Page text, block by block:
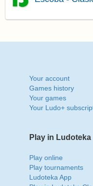
Your account
Games history
Your games
Your Ludo+
Play in Ludoteka
Play online
Play tournaments
Ludoteka App